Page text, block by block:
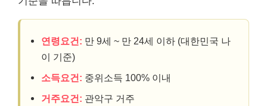
연령요건: 만 9세 ~ 만 24세 이하 (대한민국 나
이 기준)
소득요건: 중위소득 100% 이내
거주요건: 관악구 거주